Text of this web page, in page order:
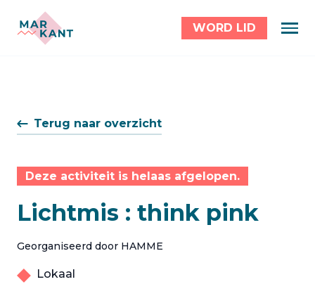
WORD LID
Terug naar overzicht
Deze activiteit is helaas afgelopen.
Lichtmis : think pink
Georganiseerd door HAMME
Lokaal